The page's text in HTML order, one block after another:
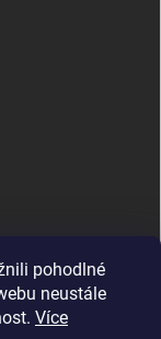
pohodlné
neustále
Více